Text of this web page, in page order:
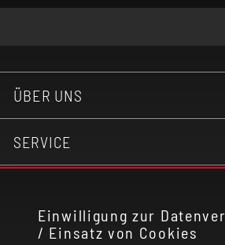
Einwilligung zur
/ Einsatz von Cookies
ÜBER UNS
SERVICE
RECHTLICHES